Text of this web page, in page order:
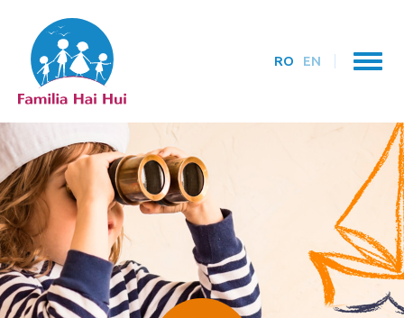
RO EN